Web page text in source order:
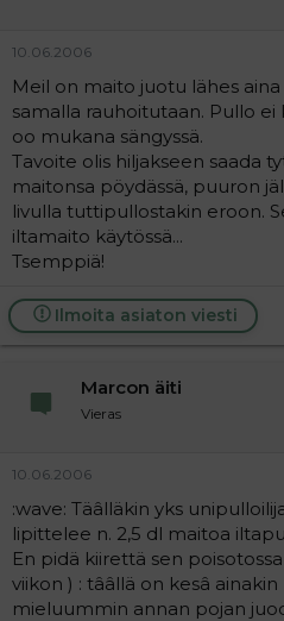
10.06.2006
Meil on maito juotu lähes aina
samalla rauhoitutaan. Pullo ei
oo mukana sängyssä.
Tavoite olis hiljakseen saada
maitonsa pöydässä, puuron
livulla tuttipullostakin eroon.
iltamaito käytössä...
Tsemppiä!
Ilmoita asiaton viesti
Marcon äiti
Vieras
10.06.2006
:wave: Täâlläkin yks
lipittelee n. 2,5 dl maitoa
En pidä kiirettä sen
viikon ) : tââllä on kesâ
mieluummin annan pojan